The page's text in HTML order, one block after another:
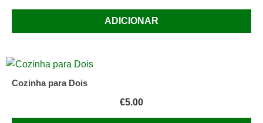
ADICIONAR
Cozinha para Dois
€5.00